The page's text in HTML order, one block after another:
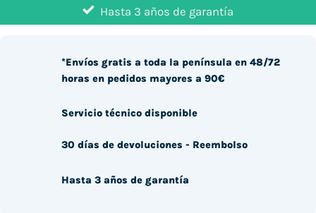
Hasta 3 años de garantía
*Envíos gratis a toda la península en 48/72
horas en pedidos mayores a 90€
Servicio técnico disponible
30 días de devoluciones - Reembolso
Hasta 3 años de garantía